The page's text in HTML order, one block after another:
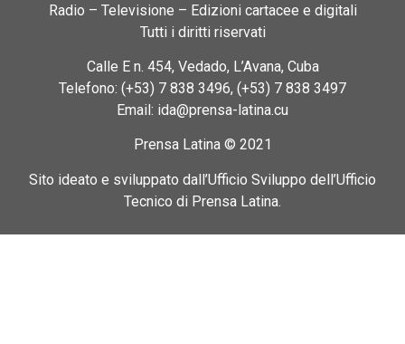
Radio – Televisione – Edizioni cartacee e digitali
Tutti i diritti riservati
Calle E n. 454, Vedado, L’Avana, Cuba
Telefono: (+53) 7 838 3496, (+53) 7 838 3497
Email: ida@prensa-latina.cu
Prensa Latina © 2021
Sito ideato e sviluppato dall’Ufficio Sviluppo dell’Ufficio
Tecnico di Prensa Latina.